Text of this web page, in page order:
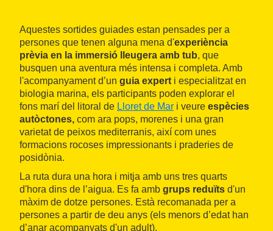
Aquestes sortides guiades estan pensades per a
persones que tenen alguna mena d'experiència
prèvia en la immersió lleugera amb tub, que
busquen una aventura més intensa i completa. Amb
l'acompanyament d’un guia expert i especialitzat en
biologia marina, els participants poden explorar el
fons marí del litoral de Lloret de Mar i veure espècies
autòctones, com ara pops, morenes i una gran
varietat de peixos mediterranis, així com unes
formacions rocoses impressionants i praderies de
posidònia.
La ruta dura una hora i mitja amb uns tres quarts
d'hora dins de l’aigua. Es fa amb grups reduïts d'un
màxim de dotze persones. Està recomanada per a
persones a partir de deu anys (els menors d’edat han
d’anar acompanyats d'un adult).